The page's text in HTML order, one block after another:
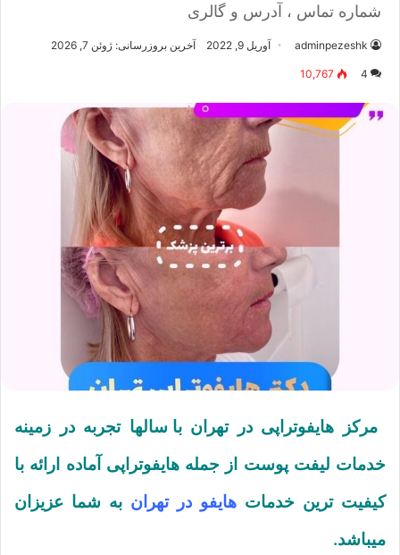
شماره تماس ، آدرس و گالری
adminpezeshk آوریل 9, 2022 آخرین بروزرسانی: ژوئن 7, 2026
4
10,767
مرکز هایفوتراپی در تهرانبا سالها تجربه در زمینه
خدمات لیفت پوست از جمله هایفوتراپی آماده ارائه با
کیفیت ترین خدمات هایفو در تهران به شما عزیزان
میباشد.